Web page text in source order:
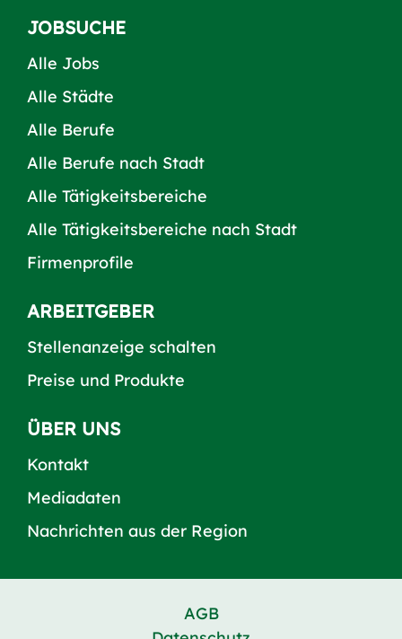
JOBSUCHE
Alle Jobs
Alle Städte
Alle Berufe
Alle Berufe nach Stadt
Alle Tätigkeitsbereiche
Alle Tätigkeitsbereiche nach Stadt
Firmenprofile
ARBEITGEBER
Stellenanzeige schalten
Preise und Produkte
ÜBER UNS
Kontakt
Mediadaten
Nachrichten aus der Region
AGB